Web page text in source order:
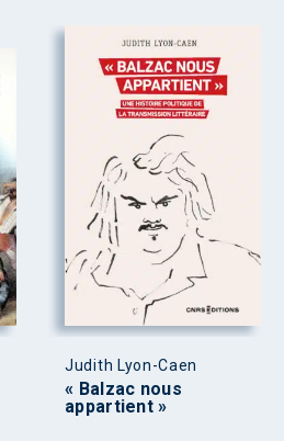
Judith Lyon-Caen
« Balzac nous
appartient »